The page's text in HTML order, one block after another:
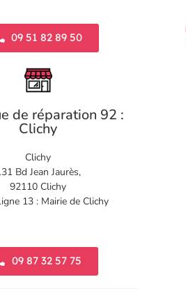
09 51 82 89 50
de réparation 92 :
Clichy
Clichy
Bd Jean Jaurès,
92110 Clichy
13 : Mairie de Clichy
09 87 32 57 75